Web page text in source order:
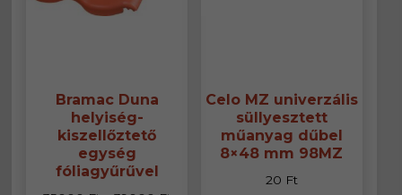
Bramac Duna
helyiség-
kiszellőztető
egység
fóliagyűrűvel
Celo MZ univerzális
süllyesztett
műanyag dűbel
8×48 mm 98MZ
20 Ft